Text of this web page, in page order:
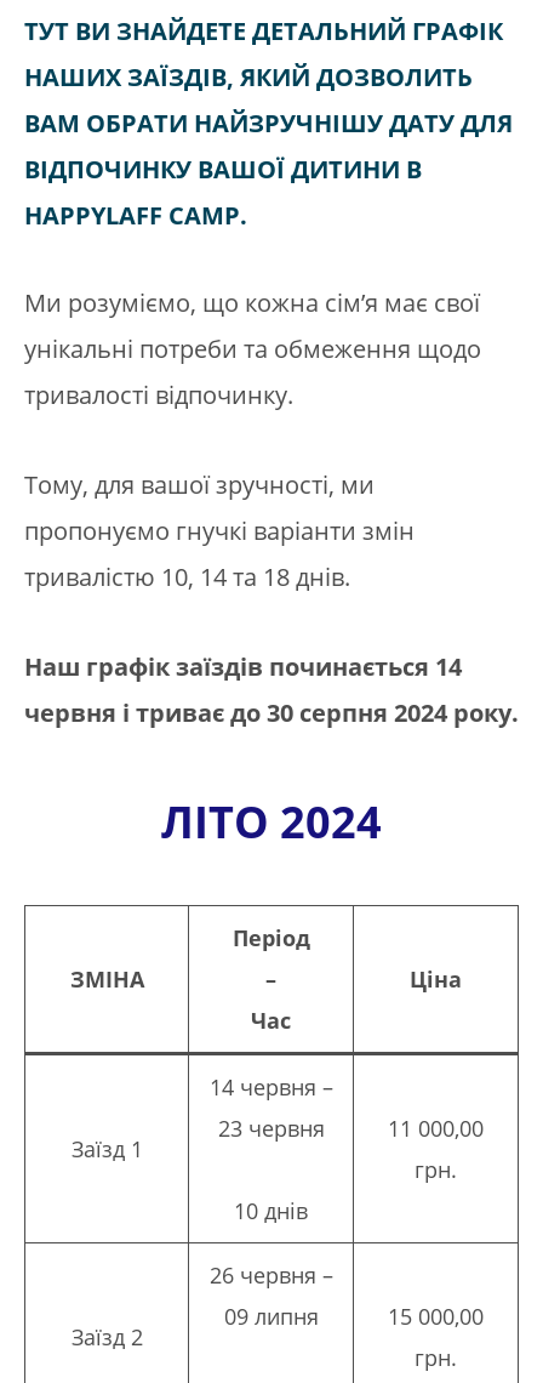
ТУТ ВИ ЗНАЙДЕТЕ ДЕТАЛЬНИЙ ГРАФІК
НАШИХ ЗАЇЗДІВ, ЯКИЙ ДОЗВОЛИТЬ
ВАМ ОБРАТИ НАЙЗРУЧНІШУ ДАТУ ДЛЯ
ВІДПОЧИНКУ ВАШОЇ ДИТИНИ В
HAPPYLAFF CAMP.
Ми розуміємо, що кожна сім’я має свої
унікальні потреби та обмеження щодо
тривалості відпочинку.
Тому, для вашої зручності, ми
пропонуємо гнучкі варіанти змін
тривалістю 10, 14 та 18 днів.
Наш графік заїздів починається 14
червня і триває до 30 серпня 2024 року.
ЛІТО 2024
ЗМІНА
Період
–
Час
Ціна
Заїзд 1
14 червня –
23 червня
10 днів
11 000,00
грн.
Заїзд 2
26 червня –
09 липня
15 000,00
грн.